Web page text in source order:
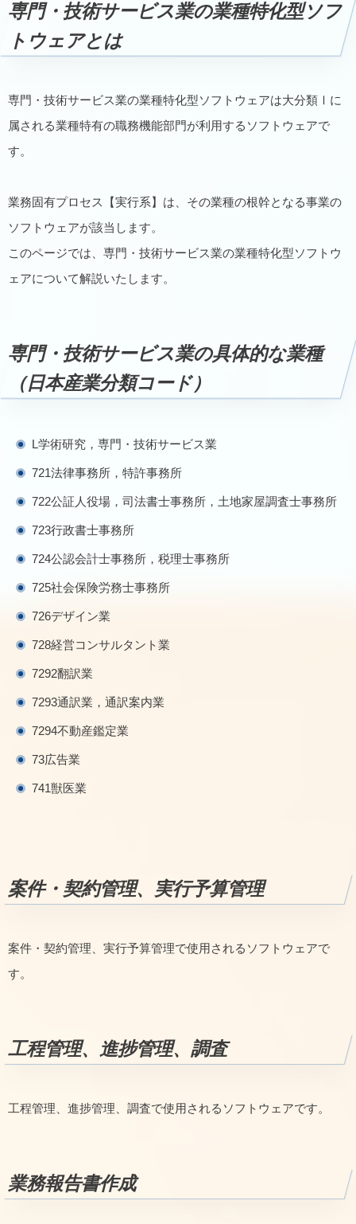
専門・技術サービス業の業種特化型ソフ
トウェアとは
専門・技術サービス業の業種特化型ソフトウェアは大分類Ⅰに
属される業種特有の職務機能部門が利用するソフトウェアで
す。
業務固有プロセス【実行系】は、その業種の根幹となる事業の
ソフトウェアが該当します。
このページでは、専門・技術サービス業の業種特化型ソフトウ
ェアについて解説いたします。
専門・技術サービス業の具体的な業種
（日本産業分類コード）
L学術研究，専門・技術サービス業
721法律事務所，特許事務所
722公証人役場，司法書士事務所，土地家屋調査士事務所
723行政書士事務所
724公認会計士事務所，税理士事務所
725社会保険労務士事務所
726デザイン業
728経営コンサルタント業
7292翻訳業
7293通訳業，通訳案内業
7294不動産鑑定業
73広告業
741獣医業
案件・契約管理、実行予算管理
案件・契約管理、実行予算管理で使用されるソフトウェアで
す。
工程管理、進捗管理、調査
工程管理、進捗管理、調査で使用されるソフトウェアです。
業務報告書作成